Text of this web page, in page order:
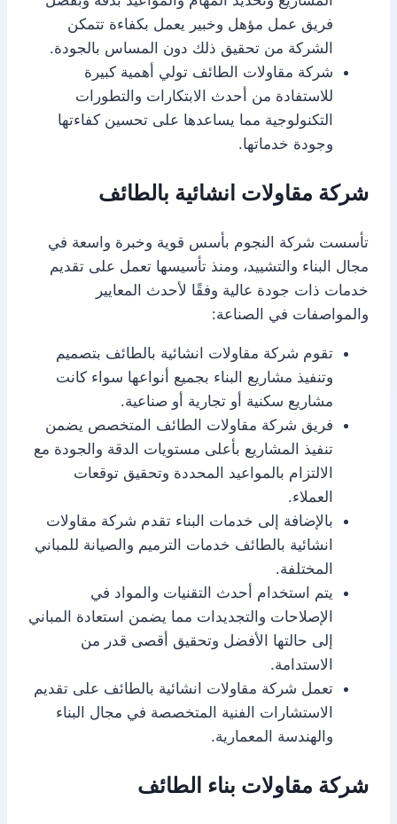
فريق عمل مؤهل وخبير يعمل بكفاءة تتمكن
الشركة من تحقيق ذلك دون المساس بالجودة.
شركة مقاولات الطائف تولي أهمية كبيرة
للاستفادة من أحدث الابتكارات والتطورات
التكنولوجية مما يساعدها على تحسين كفاءتها
وجودة خدماتها.
شركة مقاولات انشائية بالطائف
تأسست شركة النجوم بأسس قوية وخبرة واسعة في
مجال البناء والتشييد، ومنذ تأسيسها تعمل على تقديم
خدمات ذات جودة عالية وفقًا لأحدث المعايير
والمواصفات في الصناعة:
تقوم شركة مقاولات انشائية بالطائف بتصميم
وتنفيذ مشاريع البناء بجميع أنواعها سواء كانت
مشاريع سكنية أو تجارية أو صناعية.
فريق شركة مقاولات الطائف المتخصص يضمن
تنفيذ المشاريع بأعلى مستويات الدقة والجودة مع
الالتزام بالمواعيد المحددة وتحقيق توقعات
العملاء.
بالإضافة إلى خدمات البناء تقدم شركة مقاولات
انشائية بالطائف خدمات الترميم والصيانة للمباني
المختلفة.
يتم استخدام أحدث التقنيات والمواد في
الإصلاحات والتجديدات مما يضمن استعادة المباني
إلى حالتها الأفضل وتحقيق أقصى قدر من
الاستدامة.
تعمل شركة مقاولات انشائية بالطائف على تقديم
الاستشارات الفنية المتخصصة في مجال البناء
والهندسة المعمارية.
شركة مقاولات بناء الطائف